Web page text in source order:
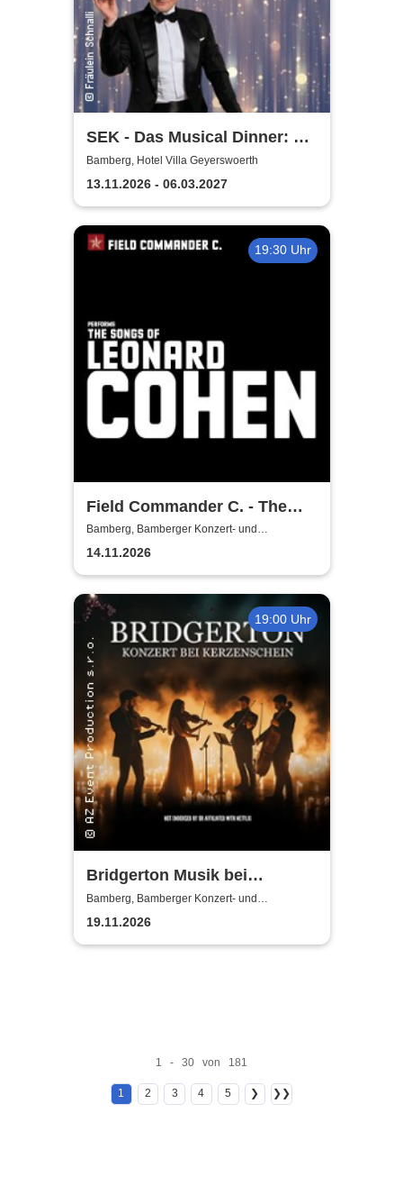
SEK - Das Musical Dinner: A
Broadway Night
Bamberg, Hotel Villa Geyerswoerth
13.11.2026 - 06.03.2027
19:30 Uhr
Field Commander C. - The
Songs of Leonard Cohen
Bamberg, Bamberger Konzert- und
Kongresshalle (Hegelsaal)
14.11.2026
19:00 Uhr
Bridgerton Musik bei
Kerzenschein
Bamberg, Bamberger Konzert- und
Kongresshalle (Hegelsaal)
19.11.2026
1 - 30 von 181
1 2 3 4 5 ❯ ❯❯